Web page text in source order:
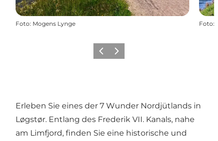
Foto: Mogens Lynge Foto:
Vorherige Folie
Nächste Folie
Erleben Sie eines der 7 Wunder Nordjütlands in
Løgstør. Entlang des Frederik VII. Kanals, nahe
am Limfjord, finden Sie eine historische und